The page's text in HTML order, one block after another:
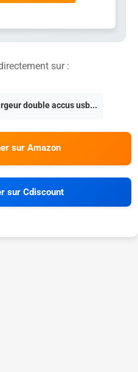
sur :
double accus usb...
sur Amazon
sur Cdiscount